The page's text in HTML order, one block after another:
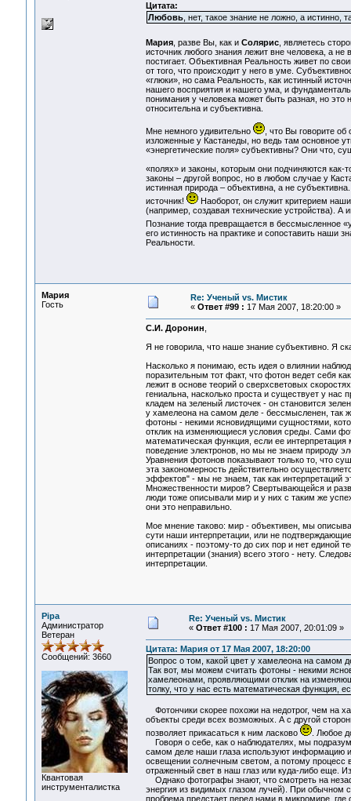
Цитата:
Любовь, нет, такое знание не ложно, а истинно,
Мария, разве Вы, как и Солярис, являетесь
источник любого знания лежит вне человека, а
постигает. Объективная Реальность живет по
от того, что происходит у него в уме.
«глюки», но сама Реальность, как истинный
нашего восприятия и нашего ума, и
понимания у человека может быть разная, но это
относительна и субъективна.
Мне немного удивительно
, что Вы говорите об
изложенные у Кастанеды, но ведь там основное
«энергетические поля» субъективны? Они что,
«полях» и законы, которым они подчиняются как-
законы – другой вопрос, но в любом случае у
истинная природа – объективна, а не
источник!
Наоборот, он служит критерием
(например, создавая технические устройства). А
Познание тогда превращается в бессмысленное
его истинность на практике и сопоставить наши
Реальности.
Мария
Гость
Re: Ученый vs. Мистик
« Ответ #99 : 17 Мая 2007, 18:20:00 »
С.И. Доронин
Я не говорила, что наше знание субъективно. Я
Насколько я понимаю, есть идея о влиянии
поразительным тот факт, что фотон ведет себя
лежит в основе теорий о сверхсветовых
гениальна, насколько проста и существует у
кладем на зеленый листочек - он становится
у хамелеона на самом деле - бессмысленен, так
фотоны - некими ясновидящими сущностями,
отклик на изменяющиеся условия среды. Сами
математическая функция, если ее
поведение электронов, но мы не знаем природу
Уравнения фотонов показывают только то, что
эта закономерность действительно
эффектов" - мы не знаем, так как интерпретаций
Множественности миров? Свертывающейся и
люди тоже описывали мир и у них с таким же
они это неправильно.
Мое мнение таково: мир - объективен, мы
сути наши интерпретации, или не
описаниях - поэтому-то до сих пор и нет единой
интерпретации (знания) всего этого - нету.
интерпретации.
Pipa
Администратор
Ветеран
Сообщений: 3660
Квантовая
инструменталистка
Re: Ученый vs. Мистик
« Ответ #100 : 17 Мая 2007, 20:01:09 »
Цитата: Мария от 17 Мая 2007, 18:20:00
Вопрос о том, какой цвет у хамелеона на самом
Так вот, мы можем считать фотоны - некими
хамелеонами, проявляющими отклик на
толку, что у нас есть математическая функция,
Фотончики скорее похожи на недотрог, чем на
объекты среди всех возможных. А с другой
позволяет прикасаться к ним ласково
. Любое
Говоря о себе, как о наблюдателях, мы
самом деле наши глаза используют информацию
освещении солнечным светом, а потому процесс
отраженный свет в наш глаз или куда-либо еще.
Однако фотографы знают, что смотреть на
энергия из видимых глазом лучей). При обычном
проблема предстает перед нами в микромире,